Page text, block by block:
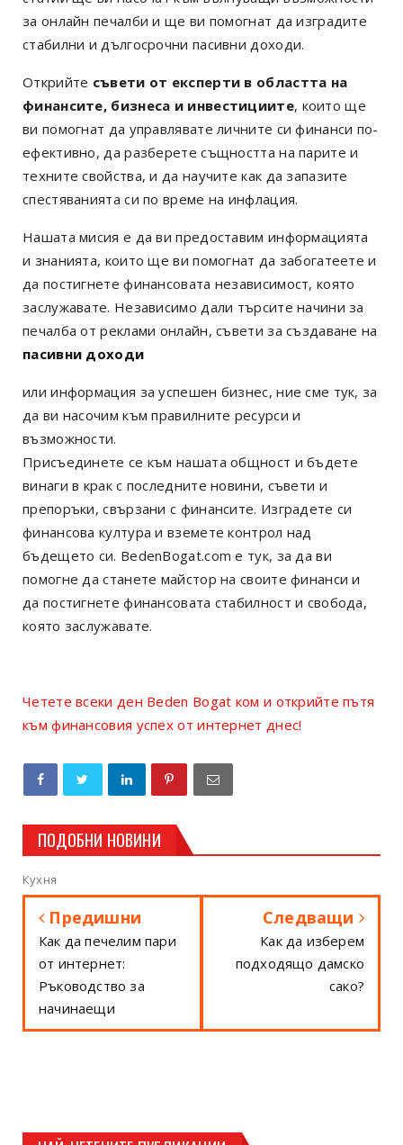
за онлайн печалби и ще ви помогнат да изградите
стабилни и дългосрочни пасивни доходи.
Открийте съвети от експерти в областта на
финансите, бизнеса и инвестициите, които ще
ви помогнат да управлявате личните си финанси по-
ефективно, да разберете същността на парите и
техните свойства, и да научите как да запазите
спестяванията си по време на инфлация.
Нашата мисия е да ви предоставим информацията
и знанията, които ще ви помогнат да забогатеете и
да постигнете финансовата независимост, която
заслужавате. Независимо дали търсите начини за
печалба от реклами онлайн, съвети за създаване на
пасивни доходи
или информация за успешен бизнес, ние сме тук, за
да ви насочим към правилните ресурси и
възможности.
Присъединете се към нашата общност и бъдете
винаги в крак с последните новини, съвети и
препоръки, свързани с финансите. Изградете си
финансова култура и вземете контрол над
бъдещето си. BedenBogat.com е тук, за да ви
помогне да станете майстор на своите финанси и
да постигнете финансовата стабилност и свобода,
която заслужавате.
Четете всеки ден Beden Bogat ком и открийте пътя
към финансовия успех от интернет днес!
ПОДОБНИ НОВИНИ
Кухня
Предишни
Как да печелим пари
от интернет:
Ръководство за
начинаещи
Следващи
Как да изберем
подходящо дамско
сако?